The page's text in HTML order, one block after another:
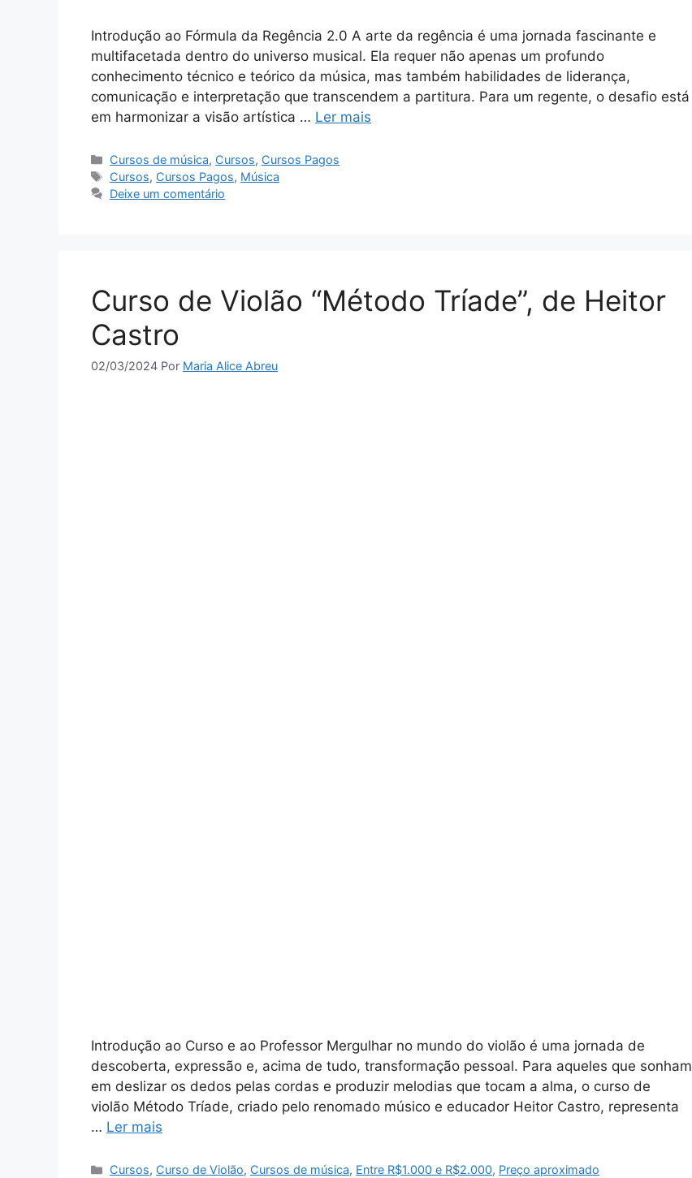
Introdução ao Fórmula da Regência 2.0 A arte da regência é uma jornada fascinante e
multifacetada dentro do universo musical. Ela requer não apenas um profundo
conhecimento técnico e teórico da música, mas também habilidades de liderança,
comunicação e interpretação que transcendem a partitura. Para um regente, o desafio está
em harmonizar a visão artística … Ler mais
Categorias
Cursos de música, Cursos, Cursos Pagos
Tags
Cursos, Cursos Pagos, Música
Deixe um comentário
Curso de Violão “Método Tríade”, de Heitor
Castro
02/03/2024 Por Maria Alice Abreu
Introdução ao Curso e ao Professor Mergulhar no mundo do violão é uma jornada de
descoberta, expressão e, acima de tudo, transformação pessoal. Para aqueles que sonham
em deslizar os dedos pelas cordas e produzir melodias que tocam a alma, o curso de
violão Método Tríade, criado pelo renomado músico e educador Heitor Castro, representa
… Ler mais
Categorias
Cursos, Curso de Violão, Cursos de música, Entre R$1.000 e R$2.000, Preço aproximado